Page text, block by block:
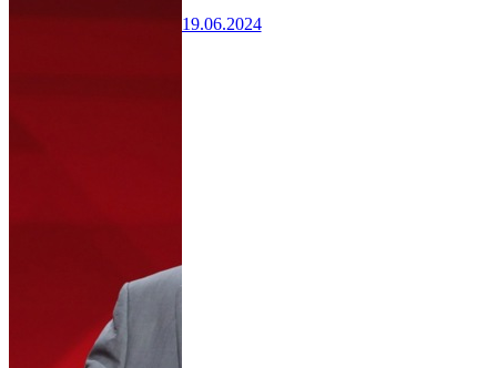
19.06.2024